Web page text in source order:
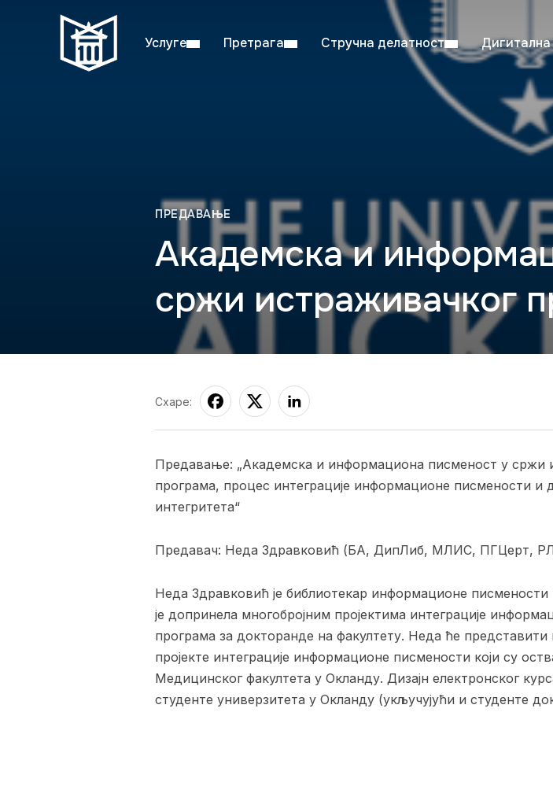
Услуге Претрага Стручна делатност
ПРЕДАВАЊЕ
Академска и
сржи истраживачког
Схаре:
Предавање: „Академска и информациона писменост у сржи
програма, процес интеграције информационе писмености и
интегритета“
Предавач: Неда Здравковић (БА, ДипЛиб, МЛИС, ПГЦерт,
Неда Здравковић је библиотекар информационе
је допринела многобројним пројектима интеграције
програма за докторанде на факултету. Неда ће
пројекте интеграције информационе писмености који су
Медицинског факултета у Окланду. Дизајн електронског
студенте универзитета у Окланду (укључујући и студенте
Студентска читаоница: 08:00–23:00
Радно време од 06.